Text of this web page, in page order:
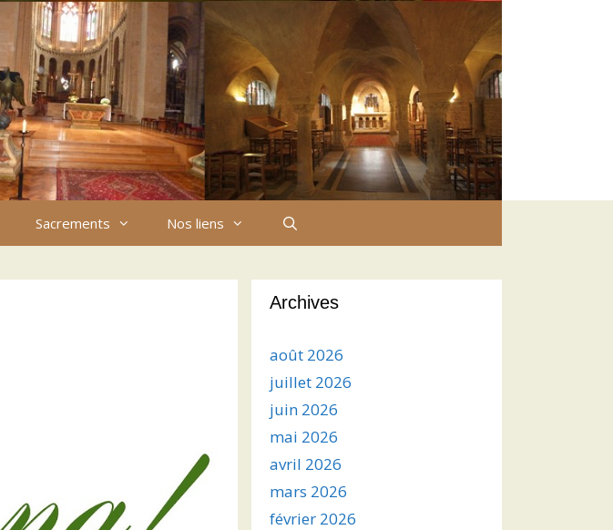
Sacrements
Nos liens
Archives
août 2026
juillet 2026
juin 2026
mai 2026
avril 2026
mars 2026
février 2026